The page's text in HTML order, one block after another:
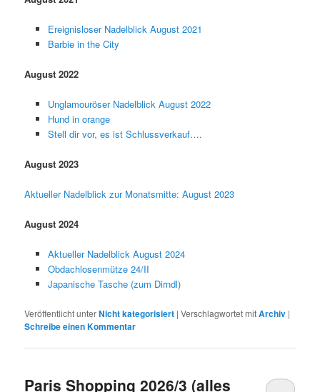
Ereignisloser Nadelblick August 2021
Barbie in the City
August 2022
Unglamouröser Nadelblick August 2022
Hund in orange
Stell dir vor, es ist Schlussverkauf….
August 2023
Aktueller Nadelblick zur Monatsmitte: August 2023
August 2024
Aktueller Nadelblick August 2024
Obdachlosenmütze 24/II
Japanische Tasche (zum Dirndl)
Veröffentlicht unterNicht kategorisiert |Verschlagwortet mitArchiv |
Schreibe einen Kommentar
Paris Shopping 2026/3 (alles